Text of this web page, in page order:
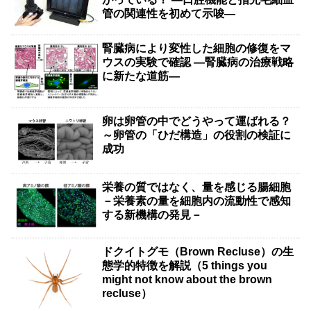
管の関連性を初めて示唆―
腎臓病により変性した細胞の修復をマ
ウスの実験で確認 ―腎臓病の治療戦略
に新たな道筋―
卵は卵管の中でどうやって運ばれる？
～卵管の「ひだ構造」の役割の検証に
成功
栄養の質ではなく、量を感じる腸細胞
－栄養素の量を細胞内の流動性で感知
する新機構の発見－
ドクイトグモ（Brown Recluse）の生
態学的特徴を解説（5 things you
might not know about the brown
recluse）